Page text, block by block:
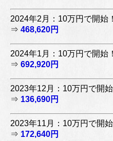
2024年2月：10万円で開始！
⇒ 468,620円
2024年1月：10万円で開始！
⇒ 692,920円
2023年12月：10万円で開始
⇒ 136,690円
2023年11月：10万円で開始
⇒ 172,640円